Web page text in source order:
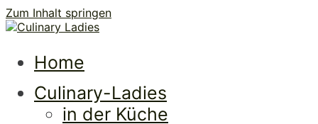
Zum Inhalt springen
Home
Culinary-Ladies
in der Küche